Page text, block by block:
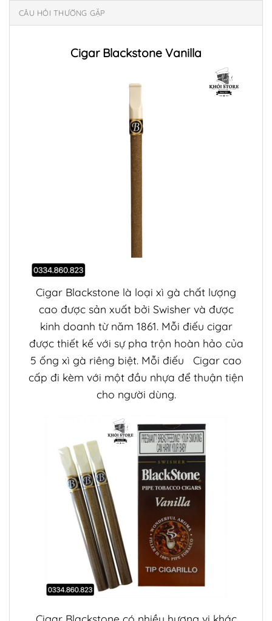
CÂU HỎI THƯỜNG GẶP
Cigar Blackstone Vanilla
Cigar Blackstone là loại xì gà chất lượng
cao được sản xuất bởi Swisher và được
kinh doanh từ năm 1861. Mỗi điếu cigar
được thiết kế với sự pha trộn hoàn hảo của
5 ống xì gà riêng biệt. Mỗi điếu Cigar cao
cấp đi kèm với một đầu nhựa để thuận tiện
cho người dùng.